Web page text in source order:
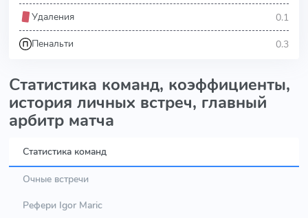
Удаления 0.1
Пенальти 0.3
Статистика команд, коэффициенты,
история личных встреч, главный
арбитр матча
Статистика команд
Очные встречи
Рефери Igor Maric